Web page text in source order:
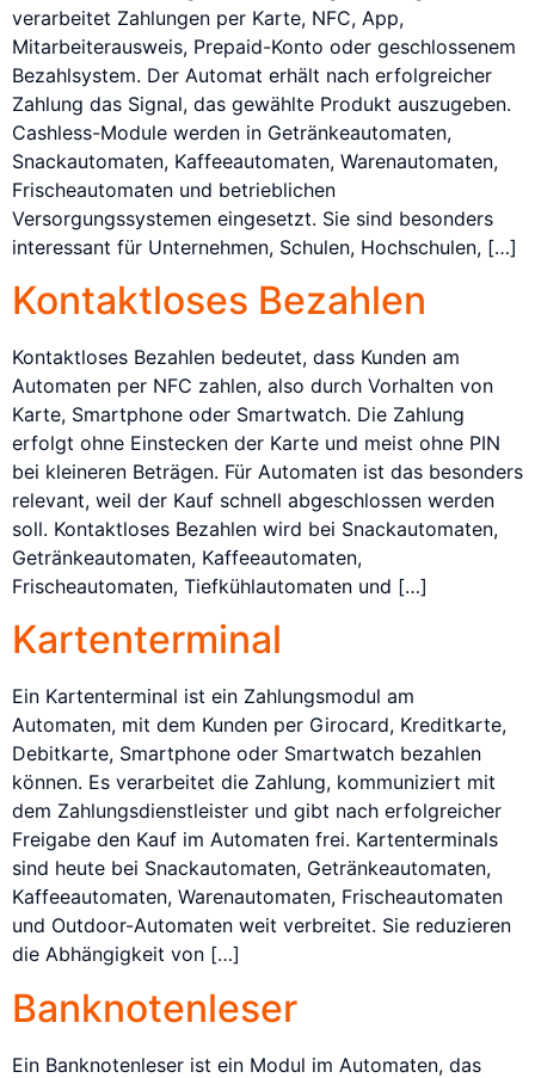
verarbeitet Zahlungen per Karte, NFC, App,
Mitarbeiterausweis, Prepaid-Konto oder geschlossenem
Bezahlsystem. Der Automat erhält nach erfolgreicher
Zahlung das Signal, das gewählte Produkt auszugeben.
Cashless-Module werden in Getränkeautomaten,
Snackautomaten, Kaffeeautomaten, Warenautomaten,
Frischeautomaten und betrieblichen
Versorgungssystemen eingesetzt. Sie sind besonders
interessant für Unternehmen, Schulen, Hochschulen, […]
Kontaktloses Bezahlen
Kontaktloses Bezahlen bedeutet, dass Kunden am
Automaten per NFC zahlen, also durch Vorhalten von
Karte, Smartphone oder Smartwatch. Die Zahlung
erfolgt ohne Einstecken der Karte und meist ohne PIN
bei kleineren Beträgen. Für Automaten ist das besonders
relevant, weil der Kauf schnell abgeschlossen werden
soll. Kontaktloses Bezahlen wird bei Snackautomaten,
Getränkeautomaten, Kaffeeautomaten,
Frischeautomaten, Tiefkühlautomaten und […]
Kartenterminal
Ein Kartenterminal ist ein Zahlungsmodul am
Automaten, mit dem Kunden per Girocard, Kreditkarte,
Debitkarte, Smartphone oder Smartwatch bezahlen
können. Es verarbeitet die Zahlung, kommuniziert mit
dem Zahlungsdienstleister und gibt nach erfolgreicher
Freigabe den Kauf im Automaten frei. Kartenterminals
sind heute bei Snackautomaten, Getränkeautomaten,
Kaffeeautomaten, Warenautomaten, Frischeautomaten
und Outdoor-Automaten weit verbreitet. Sie reduzieren
die Abhängigkeit von […]
Banknotenleser
Ein Banknotenleser ist ein Modul im Automaten, das